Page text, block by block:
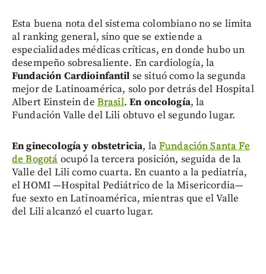
Esta buena nota del sistema colombiano no se limita
al ranking general, sino que se extiende a
especialidades médicas críticas, en donde hubo un
desempeño sobresaliente. En cardiología, la
Fundación Cardioinfantil se situó como la segunda
mejor de Latinoamérica, solo por detrás del Hospital
Albert Einstein de Brasil.En oncología, la
Fundación Valle del Lili obtuvo el segundo lugar.
En ginecología y obstetricia, laFundación Santa Fe
de Bogotá ocupó la tercera posición, seguida de la
Valle del Lili como cuarta. En cuanto a la pediatría,
el HOMI —Hospital Pediátrico de la Misericordia—
fue sexto en Latinoamérica, mientras que el Valle
del Lili alcanzó el cuarto lugar.